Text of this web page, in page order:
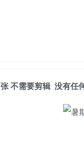
不需要剪辑 没有任